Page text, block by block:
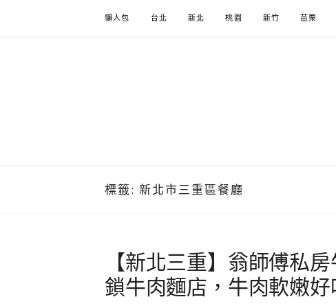
懶人包 台北 新北 桃園 新竹 苗栗
標籤: 新北市三重區餐廳
【新北三重】翁師傅私
鎖牛肉麵店，牛肉軟嫩好